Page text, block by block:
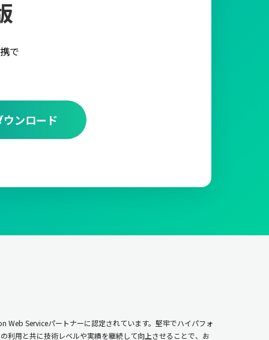
で
ウンロード
Web Serviceパートナーに認定されています。堅牢でハイパフォ
利用と共に技術レベルや実績を継続して向上させることで、お